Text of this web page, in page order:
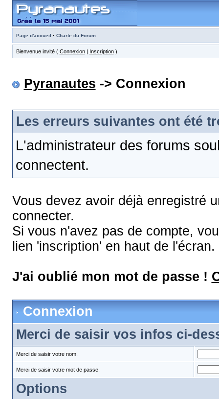
Page d'accueil · Charte du Forum
Bienvenue invité ( Connexion| Inscription)
Pyranautes -> Connexion
Les erreurs suivantes ont été
L'administrateur des forums
connectent.
Vous devez avoir déjà enregistré
connecter.
Si vous n'avez pas de compte,
lien 'inscription' en haut de l'écran.
J'ai oublié mon mot de passe !
Connexion
Merci de saisir vos infos ci-
Merci de saisir votre nom.
Merci de saisir votre mot de passe.
Options